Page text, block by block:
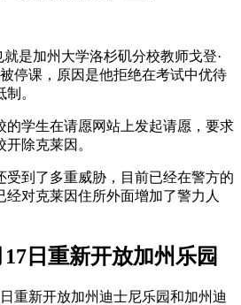
是加州大学洛杉矶分校教师戈登·
停课，原因是他拒绝在考试中优待
。
的学生在请愿网站上发起请愿，要求
除克莱因。
受到了多重威胁，目前已经在警方的
对克莱因住所外面增加了警力人
日重新开放加州乐园
重新开放加州迪士尼乐园和加州迪